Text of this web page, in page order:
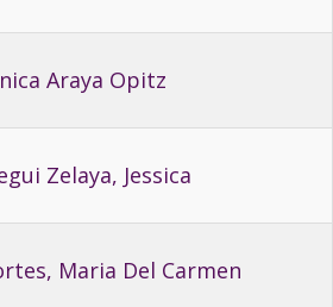
Araya Opitz
Zelaya, Jessica
Maria Del Carmen